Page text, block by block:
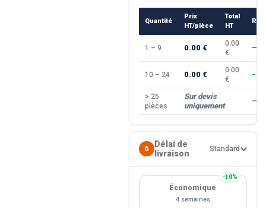
Quantité
Prix
HT/pièce
Total
HT
1 – 9 0.00 €
0.00
€
—
10 – 24 0.00 €
0.00
€
> 25
pièces
Sur devis
uniquement
—
6
Délai de
livraison
Standard
−10%
Économique
4 semaines